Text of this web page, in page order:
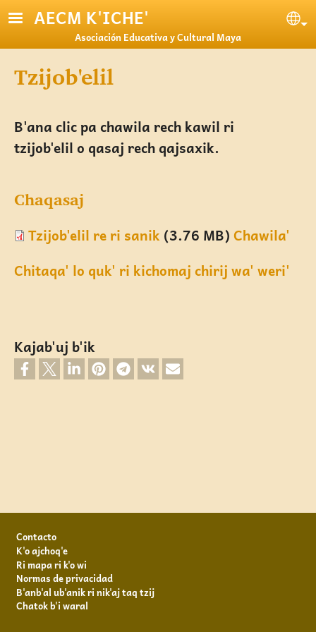
Pasar al contenido principal
AECM K'ICHE'
Asociación Educativa y Cultural Maya
Tzijob'elil
B'ana clic pa chawila rech kawil ri
tzijob'elil o qasaj rech qajsaxik.
Chaqasaj
Tzijob'elil re ri sanik(3.76 MB)Chawila'
Chitaqa' lo quk' ri kichomaj chirij wa' weri'
Kajab'uj b'ik
Contacto
K'o ajchoq'e
Ri mapa ri k'o wi
Normas de privacidad
B'anb'al ub'anik ri nik'aj taq tzij
Chatok b'i waral